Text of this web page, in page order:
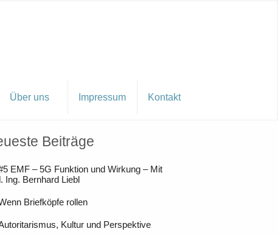
Über uns Impressum Kontakt
Beiträge
EMF – 5G Funktion und Wirkung – Mit
Ing. Bernhard Liebl
Briefköpfe rollen
Kultur und Perspektive